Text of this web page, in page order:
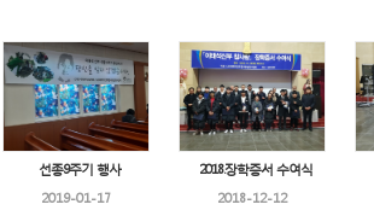
선종9주기 행사
2019-01-17
2018.장학증서 수여식
2018-12-12